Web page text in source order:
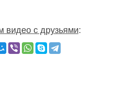
видео с друзьями: